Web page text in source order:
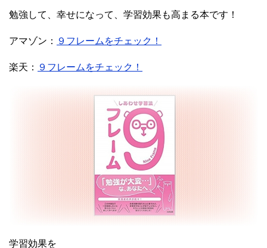
勉強して、幸せになって、学習効果も高まる本です！
アマゾン： ９フレームをチェック！
楽天： ９フレームをチェック！
学習効果を